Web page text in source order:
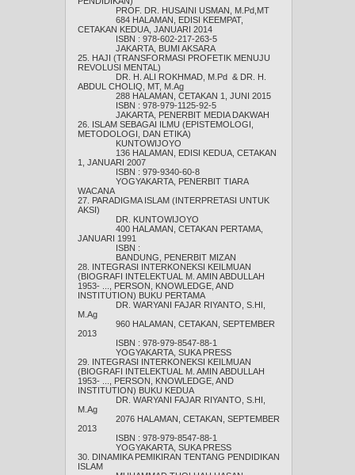
PROF. DR. HUSAINI USMAN, M.Pd,MT
684 HALAMAN, EDISI KEEMPAT,
CETAKAN KEDUA, JANUARI 2014
ISBN : 978-602-217-263-5
JAKARTA, BUMI AKSARA
25. HAJI (TRANSFORMASI PROFETIK MENUJU
REVOLUSI MENTAL)
DR. H. ALI ROKHMAD, M.Pd & DR. H.
ABDUL CHOLIQ, MT, M.Ag
288 HALAMAN, CETAKAN 1, JUNI 2015
ISBN : 978-979-1125-92-5
JAKARTA, PENERBIT MEDIA DAKWAH
26. ISLAM SEBAGAI ILMU (EPISTEMOLOGI,
METODOLOGI, DAN ETIKA)
KUNTOWIJOYO
136 HALAMAN, EDISI KEDUA, CETAKAN
1, JANUARI 2007
ISBN : 979-9340-60-8
YOGYAKARTA, PENERBIT TIARA
WACANA
27. PARADIGMA ISLAM (INTERPRETASI UNTUK
AKSI)
DR. KUNTOWIJOYO
400 HALAMAN, CETAKAN PERTAMA,
JANUARI 1991
ISBN :
BANDUNG, PENERBIT MIZAN
28. INTEGRASI INTERKONEKSI KEILMUAN
(BIOGRAFI INTELEKTUAL M. AMIN ABDULLAH
1953- ..., PERSON, KNOWLEDGE, AND
INSTITUTION) BUKU PERTAMA
DR. WARYANI FAJAR RIYANTO, S.HI,
M.Ag
960 HALAMAN, CETAKAN, SEPTEMBER
2013
ISBN : 978-979-8547-88-1
YOGYAKARTA, SUKA PRESS
29. INTEGRASI INTERKONEKSI KEILMUAN
(BIOGRAFI INTELEKTUAL M. AMIN ABDULLAH
1953- ..., PERSON, KNOWLEDGE, AND
INSTITUTION) BUKU KEDUA
DR. WARYANI FAJAR RIYANTO, S.HI,
M.Ag
2076 HALAMAN, CETAKAN, SEPTEMBER
2013
ISBN : 978-979-8547-88-1
YOGYAKARTA, SUKA PRESS
30. DINAMIKA PEMIKIRAN TENTANG PENDIDIKAN
ISLAM